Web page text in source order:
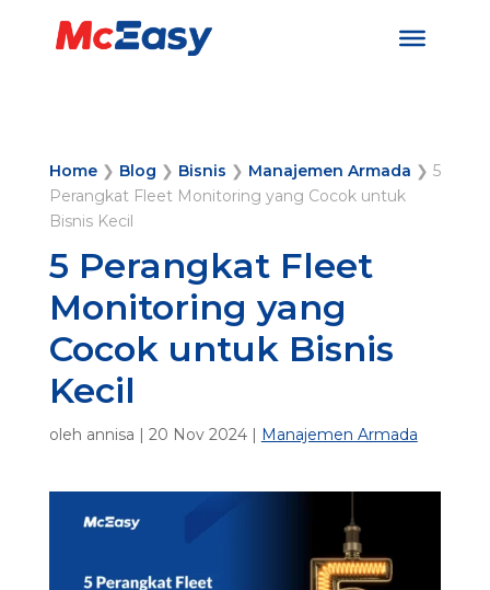
Home❯ Blog ❯ Bisnis ❯ Manajemen Armada ❯ 5
Perangkat Fleet Monitoring yang Cocok untuk
Bisnis Kecil
5 Perangkat Fleet
Monitoring yang
Cocok untuk Bisnis
Kecil
oleh annisa | 20 Nov 2024| Manajemen Armada